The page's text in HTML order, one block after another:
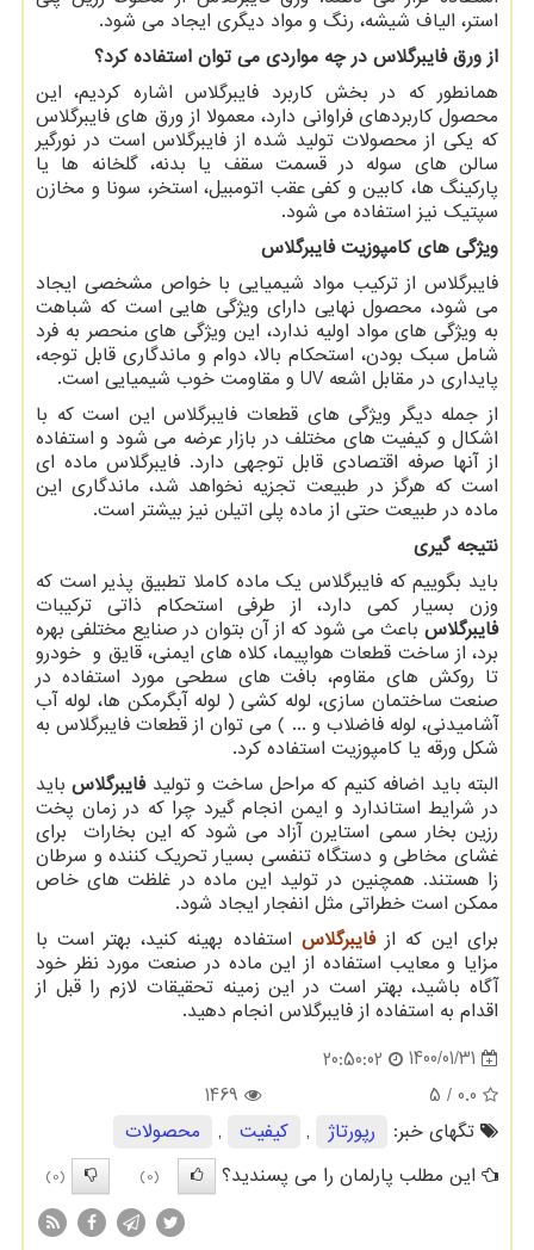
استر، الیاف شیشه، رنگ و مواد دیگری ایجاد می شود.
از ورق فایبرگلاس در چه مواردی می توان استفاده کرد؟
همانطور که در بخش کاربرد فایبرگلاس اشاره کردیم، این
محصول کاربردهای فراوانی دارد، معمولا از ورق های فایبرگلاس
که یکی از محصولات تولید شده از فایبرگلاس است در نورگیر
سالن های سوله در قسمت سقف یا بدنه، گلخانه ها یا
پارکینگ ها، کابین و کفی عقب اتومبیل، استخر، سونا و مخازن
سپتیک نیز استفاده می شود.
ویژگی های کامپوزیت فایبرگلاس
فایبرگلاس از ترکیب مواد شیمیایی با خواص مشخصی ایجاد
می شود، محصول نهایی دارای ویژگی هایی است که شباهت
به ویژگی های مواد اولیه ندارد، این ویژگی های منحصر به فرد
شامل سبک بودن، استحکام بالا، دوام و ماندگاری قابل توجه،
پایداری در مقابل اشعه UV و مقاومت خوب شیمیایی است.
از جمله دیگر ویژگی های قطعات فایبرگلاس این است که با
اشکال و کیفیت های مختلف در بازار عرضه می شود و استفاده
از آنها صرفه اقتصادی قابل توجهی دارد. فایبرگلاس ماده ای
است که هرگز در طبیعت تجزیه نخواهد شد، ماندگاری این
ماده در طبیعت حتی از ماده پلی اتیلن نیز بیشتر است.
نتیجه گیری
باید بگوییم که فایبرگلاس یک ماده کاملا تطبیق پذیر است که
وزن بسیار کمی دارد، از طرفی استحکام ذاتی ترکیبات
فایبرگلاس باعث می شود که از آن بتوان در صنایع مختلفی بهره
برد، از ساخت قطعات هواپیما، کلاه های ایمنی، قایق و خودرو
تا روکش های مقاوم، بافت های سطحی مورد استفاده در
صنعت ساختمان سازی، لوله کشی ( لوله آبگرمکن ها، لوله آب
آشامیدنی، لوله فاضلاب و ... ) می توان از قطعات فایبرگلاس به
شکل ورقه یا کامپوزیت استفاده کرد.
البته باید اضافه کنیم که مراحل ساخت و تولیدفایبرگلاسباید
در شرایط استاندارد و ایمن انجام گیرد چرا که در زمان پخت
رزین بخار سمی استایرن آزاد می شود که این بخارات برای
غشای مخاطی و دستگاه تنفسی بسیار تحریک کننده و سرطان
زا هستند. همچنین در تولید این ماده در غلظت های خاص
ممکن است خطراتی مثل انفجار ایجاد شود.
برای این که ازفایبرگلاس استفاده بهینه کنید، بهتر است با
مزایا و معایب استفاده از این ماده در صنعت مورد نظر خود
آگاه باشید، بهتر است در این زمینه تحقیقات لازم را قبل از
اقدام به استفاده از فایبرگلاس انجام دهید.
1400/01/31
20:50:02
0.0
/ 5
1469
تگهای خبر:
رپورتاژ , كیفیت ,
محصولات
این مطلب پارلمان را می پسندید؟
(0)
(0)